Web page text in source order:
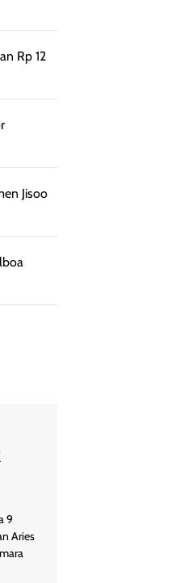
Rp 12
Jisoo
9
Aries